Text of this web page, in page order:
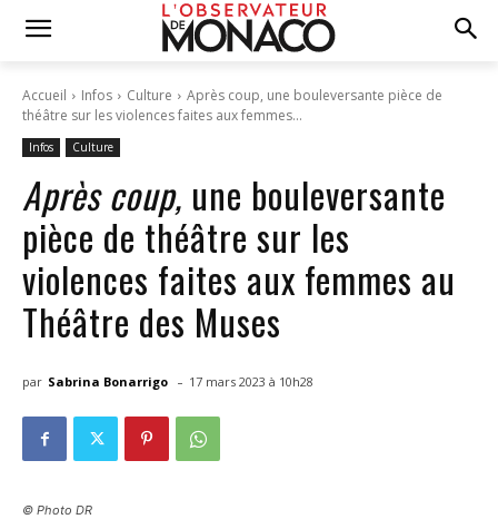
Accueil Infos Culture
Après coup, une bouleversante pièce de
théâtre sur les violences faites aux femmes...
Infos Culture
Après coup, une bouleversante
pièce de théâtre sur les
violences faites aux femmes au
Théâtre des Muses
par Sabrina Bonarrigo - 17 mars 2023 à 10h28
© Photo DR